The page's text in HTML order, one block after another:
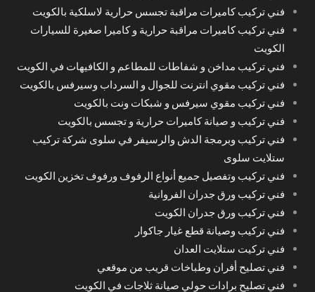
فني تركيب كاميرات مراقبة تجسس حرارية لاسلكية بالكويت
فني تركيب كاميرات مراقبة حرارية و كاميرا صغيرة للسيارات
الكويت
فني تركيب مداخن و شفاطات للمطاعم و الكافيهات في الكويت
فني تركيب مقوي انترنت للجوال و السرداب وسيرفس بالكويت
فني تركيب مقوي سيرفس و شبكات ونت بالكويت
فني تركيب و صيانة كاميرات حرارية و تجسس بالكويت
فني تركيب وبرمجة الدش والرسيفر في سلوى شركة تركيب
ستلايت سلوى
فني تركيب وتفصيل جميع أنواع الرفوف ورفوف تخزين الكويت
فني تركيب ورق جدران الفروانية
فني تركيب ورق جدران الكويت
فني تركيب وصيانة قطع غيار جاكوار
فني تركيت ستلايت العدان
فني تصليح أفران وطباخات قريب من موقعي
فني تصليح برادات حولي صيانة ثلاجات في الكويت